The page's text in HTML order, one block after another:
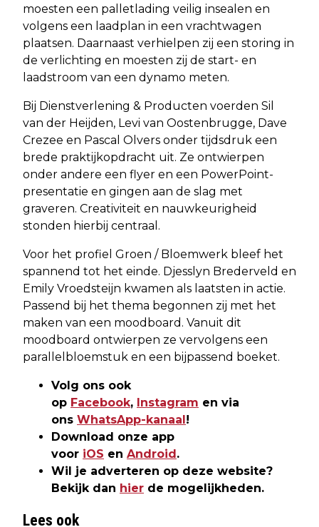
moesten een palletlading veilig insealen en
volgens een laadplan in een vrachtwagen
plaatsen. Daarnaast verhielpen zij een storing in
de verlichting en moesten zij de start- en
laadstroom van een dynamo meten.
Bij Dienstverlening & Producten voerden Sil
van der Heijden, Levi van Oostenbrugge, Dave
Crezee en Pascal Olvers onder tijdsdruk een
brede praktijkopdracht uit. Ze ontwierpen
onder andere een flyer en een PowerPoint-
presentatie en gingen aan de slag met
graveren. Creativiteit en nauwkeurigheid
stonden hierbij centraal.
Voor het profiel Groen / Bloemwerk bleef het
spannend tot het einde. Djesslyn Brederveld en
Emily Vroedsteijn kwamen als laatsten in actie.
Passend bij het thema begonnen zij met het
maken van een moodboard. Vanuit dit
moodboard ontwierpen ze vervolgens een
parallelbloemstuk en een bijpassend boeket.
Volg ons ook
op Facebook, Instagram en via
ons WhatsApp-kanaal !
Download onze app
voor iOS en Android .
Wil je adverteren op deze website?
Bekijk dan hier de mogelijkheden.
Lees ook